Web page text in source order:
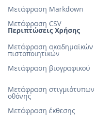
Περιπτώσεις Χρήσης
Μετάφραση ακαδημαϊκών
πιστοποιητικών
Μετάφραση βιογραφικού
Μετάφραση στιγμιότυπων
οθόνης
Μετάφραση έκθεσης
Μετάφραση Markdown
Μετάφραση CSV